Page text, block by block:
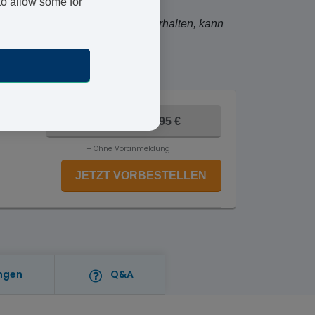
Die Verpackung, die Sie erhalten, kann
1 Gramm - 84,95 €
+ Ohne Voranmeldung
JETZT VORBESTELLEN
Q&A